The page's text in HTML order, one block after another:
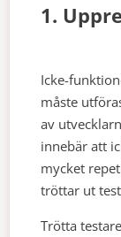
1.
Icke-
måste
av
innebär att
mycket
tröttar ut
Trötta